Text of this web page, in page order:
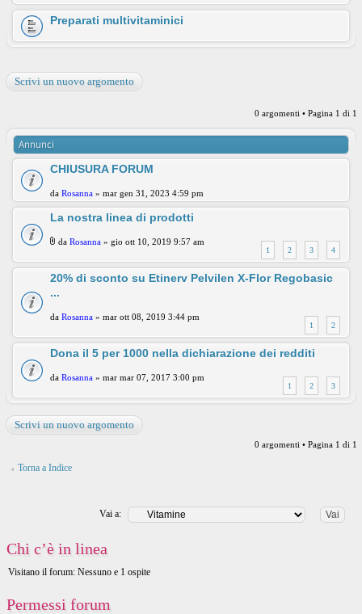
Preparati multivitaminici
Scrivi un nuovo argomento
0 argomenti • Pagina 1 di 1
Annunci
CHIUSURA FORUM
da Rosanna » mar gen 31, 2023 4:59 pm
La nostra linea di prodotti
1 2 3 4
da Rosanna » gio ott 10, 2019 9:57 am
20% di sconto su Etinerv Pelvilen X-Flor Regobasic
...
1 2
da Rosanna » mar ott 08, 2019 3:44 pm
Dona il 5 per 1000 nella dichiarazione dei redditi
1 2 3
da Rosanna » mar mar 07, 2017 3:00 pm
Scrivi un nuovo argomento
0 argomenti • Pagina 1 di 1
Torna a Indice
Vai a:
Chi c’è in linea
Visitano il forum: Nessuno e 1 ospite
Permessi forum